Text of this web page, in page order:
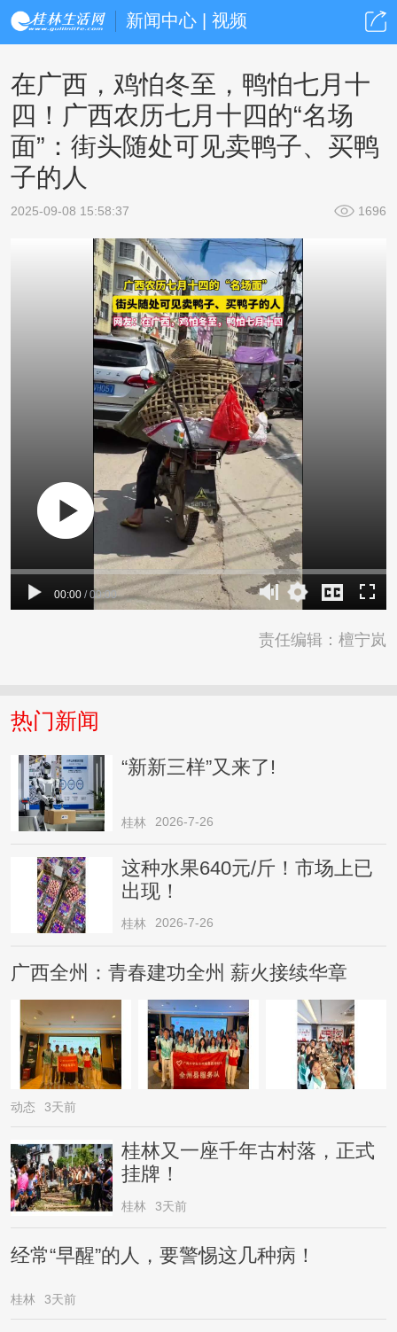
新闻中心 | 视频
在广西，鸡怕冬至，鸭怕七月十
四！广西农历七月十四的“名场
面”：街头随处可见卖鸭子、买鸭
子的人
2025-09-08 15:58:37 1696
00:00 / 00:00
责任编辑：檀宁岚
热门新闻
“新新三样”又来了!
桂林 2026-7-26
这种水果640元/斤！市场上已
出现！
桂林 2026-7-26
广西全州：青春建功全州 薪火接续华章
动态 3天前
桂林又一座千年古村落，正式
挂牌！
桂林 3天前
经常“早醒”的人，要警惕这几种病！
桂林 3天前